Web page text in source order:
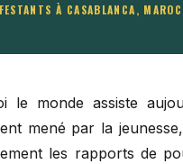
À CASABLANCA,
le monde assiste
mené par la
les rapports de